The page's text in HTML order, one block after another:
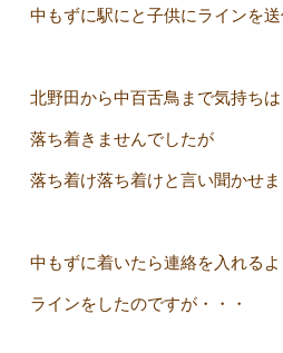
中もずに駅にと子供にラインを
北野田から中百舌鳥まで気持ちは
落ち着きませんでしたが
落ち着け落ち着けと言い聞かせ
中もずに着いたら連絡を入れるよ
ラインをしたのですが・・・